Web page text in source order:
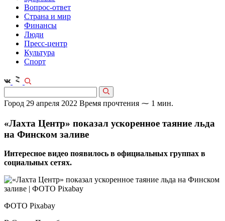
Вопрос-ответ
Страна и мир
Финансы
Люди
Пресс-центр
Культура
Спорт
Город 29 апреля 2022 Время прочтения ⁓ 1 мин.
«Лахта Центр» показал ускоренное таяние льда
на Финском заливе
Интересное видео появилось в официальных группах в
социальных сетях.
ФОТО Pixabay